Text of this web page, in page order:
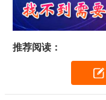
推荐阅读：